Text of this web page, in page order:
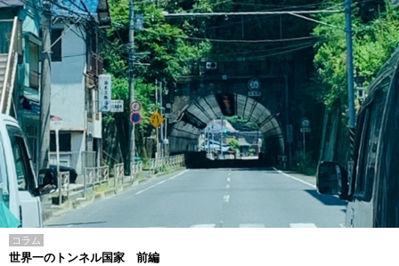
コラム
世界一のトンネル国家 前編